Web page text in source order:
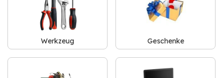
Werkzeug Geschenke